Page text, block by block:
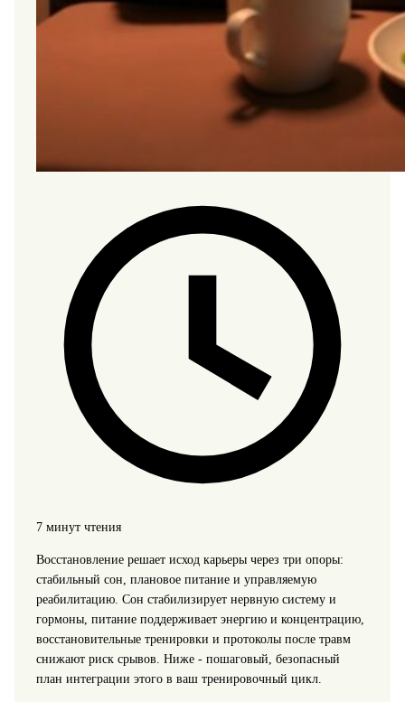
7 минут чтения
Восстановление решает исход карьеры через три опоры:
стабильный сон, плановое питание и управляемую
реабилитацию. Сон стабилизирует нервную систему и
гормоны, питание поддерживает энергию и концентрацию,
восстановительные тренировки и протоколы после травм
снижают риск срывов. Ниже - пошаговый, безопасный
план интеграции этого в ваш тренировочный цикл.